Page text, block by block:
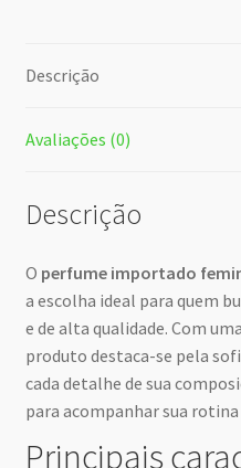
Descrição
Avaliações (0)
Descrição
O perfume importado
a escolha ideal para quem
e de alta qualidade. Com
produto destaca-se pela
cada detalhe de sua
para acompanhar sua
Principais